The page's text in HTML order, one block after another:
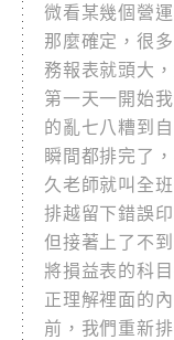
微看某幾個營
那麼確定，很
務報表就頭大
第一天一開始
的亂七八糟到
瞬間都排完了
久老師就叫全
排越留下錯誤印
但接著上了不
將損益表的科
正理解裡面的
前，我們重新